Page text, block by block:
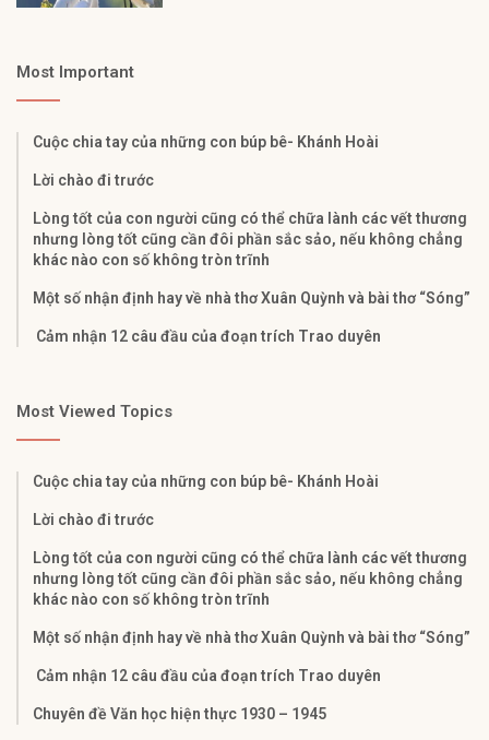
Most Important
Cuộc chia tay của những con búp bê- Khánh Hoài
Lời chào đi trước
Lòng tốt của con người cũng có thể chữa lành các vết thương
nhưng lòng tốt cũng cần đôi phần sắc sảo, nếu không chẳng
khác nào con số không tròn trĩnh
Một số nhận định hay về nhà thơ Xuân Quỳnh và bài thơ “Sóng”
Cảm nhận 12 câu đầu của đoạn trích Trao duyên
Most Viewed Topics
Cuộc chia tay của những con búp bê- Khánh Hoài
Lời chào đi trước
Lòng tốt của con người cũng có thể chữa lành các vết thương
nhưng lòng tốt cũng cần đôi phần sắc sảo, nếu không chẳng
khác nào con số không tròn trĩnh
Một số nhận định hay về nhà thơ Xuân Quỳnh và bài thơ “Sóng”
Cảm nhận 12 câu đầu của đoạn trích Trao duyên
Chuyên đề Văn học hiện thực 1930 – 1945